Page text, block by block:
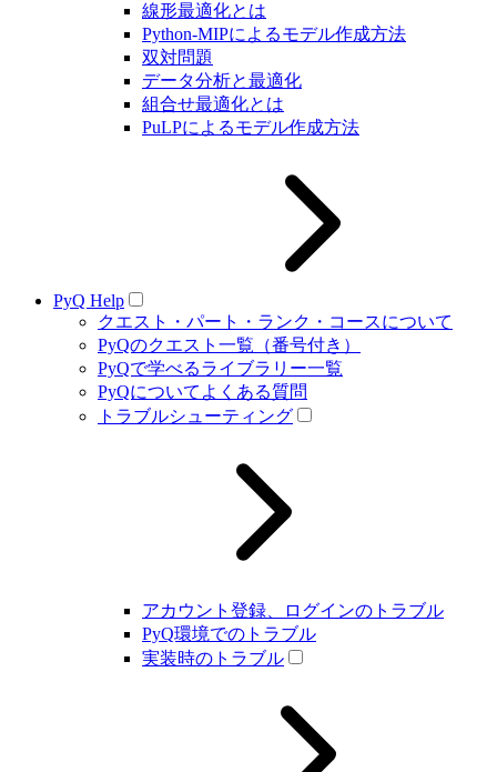
線形最適化とは
Python-MIPによるモデル作成方法
双対問題
データ分析と最適化
組合せ最適化とは
PuLPによるモデル作成方法
PyQ Help
クエスト・パート・ランク・コースについて
PyQのクエスト一覧（番号付き）
PyQで学べるライブラリー一覧
PyQについてよくある質問
トラブルシューティング
アカウント登録、ログインのトラブル
PyQ環境でのトラブル
実装時のトラブル